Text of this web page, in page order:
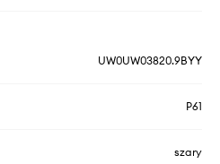
UW0UW03820.9BYY
P61
szary